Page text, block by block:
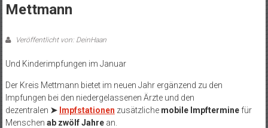
Mettmann
Veröffentlicht von: DeinHaan
Und Kinderimpfungen im Januar
Der Kreis Mettmann bietet im neuen Jahr ergänzend zu den
Impfungen bei den niedergelassenen Ärzte und den
dezentralen ➤ Impfstationen zusätzliche mobile Impfterminefür
Menschen ab zwölf Jahrean.